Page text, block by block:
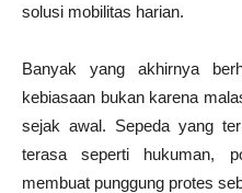
solusi mobilitas harian.
Banyak yang akhirnya
kebiasaan bukan karena
sejak awal. Sepeda yang
terasa seperti hukuman,
membuat punggung protes